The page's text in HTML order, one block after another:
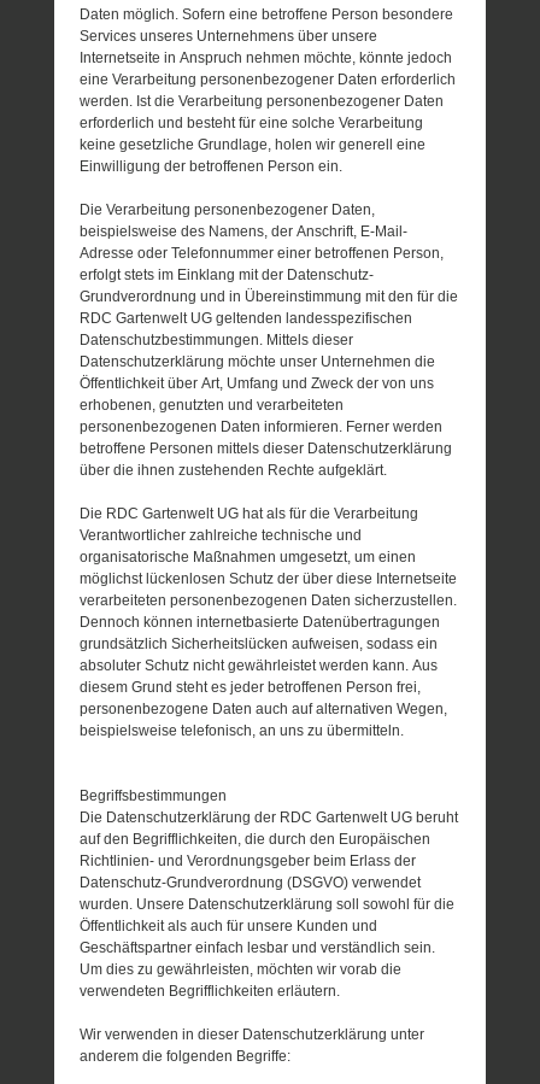
Daten möglich. Sofern eine betroffene Person besondere
Services unseres Unternehmens über unsere
Internetseite in Anspruch nehmen möchte, könnte jedoch
eine Verarbeitung personenbezogener Daten erforderlich
werden. Ist die Verarbeitung personenbezogener Daten
erforderlich und besteht für eine solche Verarbeitung
keine gesetzliche Grundlage, holen wir generell eine
Einwilligung der betroffenen Person ein.
Die Verarbeitung personenbezogener Daten,
beispielsweise des Namens, der Anschrift, E-Mail-
Adresse oder Telefonnummer einer betroffenen Person,
erfolgt stets im Einklang mit der Datenschutz-
Grundverordnung und in Übereinstimmung mit den für die
RDC Gartenwelt UG geltenden landesspezifischen
Datenschutzbestimmungen. Mittels dieser
Datenschutzerklärung möchte unser Unternehmen die
Öffentlichkeit über Art, Umfang und Zweck der von uns
erhobenen, genutzten und verarbeiteten
personenbezogenen Daten informieren. Ferner werden
betroffene Personen mittels dieser Datenschutzerklärung
über die ihnen zustehenden Rechte aufgeklärt.
Die RDC Gartenwelt UG hat als für die Verarbeitung
Verantwortlicher zahlreiche technische und
organisatorische Maßnahmen umgesetzt, um einen
möglichst lückenlosen Schutz der über diese Internetseite
verarbeiteten personenbezogenen Daten sicherzustellen.
Dennoch können internetbasierte Datenübertragungen
grundsätzlich Sicherheitslücken aufweisen, sodass ein
absoluter Schutz nicht gewährleistet werden kann. Aus
diesem Grund steht es jeder betroffenen Person frei,
personenbezogene Daten auch auf alternativen Wegen,
beispielsweise telefonisch, an uns zu übermitteln.
Begriffsbestimmungen
Die Datenschutzerklärung der RDC Gartenwelt UG beruht
auf den Begrifflichkeiten, die durch den Europäischen
Richtlinien- und Verordnungsgeber beim Erlass der
Datenschutz-Grundverordnung (DSGVO) verwendet
wurden. Unsere Datenschutzerklärung soll sowohl für die
Öffentlichkeit als auch für unsere Kunden und
Geschäftspartner einfach lesbar und verständlich sein.
Um dies zu gewährleisten, möchten wir vorab die
verwendeten Begrifflichkeiten erläutern.
Wir verwenden in dieser Datenschutzerklärung unter
anderem die folgenden Begriffe: